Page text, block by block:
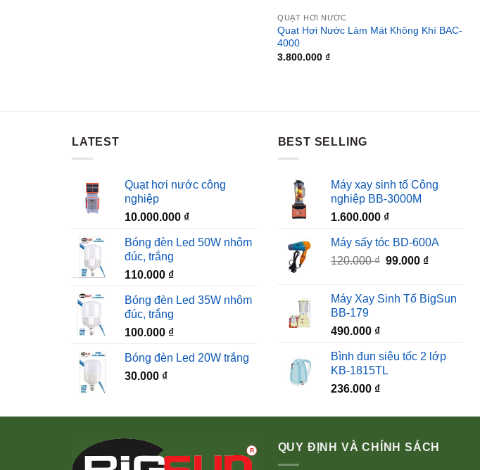
QUẠT HƠI NƯỚC
Quạt Hơi Nước Làm Mát Không Khí BAC-
4000
3.800.000₫
LATEST
Quạt hơi nước công
nghiệp
10.000.000 ₫
Bóng đèn Led 50W nhôm
đúc, trắng
110.000 ₫
Bóng đèn Led 35W nhôm
đúc, trắng
100.000 ₫
Bóng đèn Led 20W trắng
30.000 ₫
BEST SELLING
Máy xay sinh tố Công
nghiệp BB-3000M
1.600.000 ₫
Máy sấy tóc BD-600A
120.000₫ Giá
120.000 ₫.
99.000 ₫Giá
là:
Máy Xay Sinh Tố BigSun
BB-179
490.000 ₫
Bình đun siêu tốc 2 lớp
KB-1815TL
236.000 ₫
QUY ĐỊNH VÀ CHÍNH SÁCH